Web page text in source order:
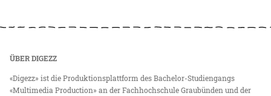
ÜBER DIGEZZ
«Digezz» ist die Produktionsplattform des Bachelor-Studiengangs
«Multimedia Production» an der Fachhochschule Graubünden und der